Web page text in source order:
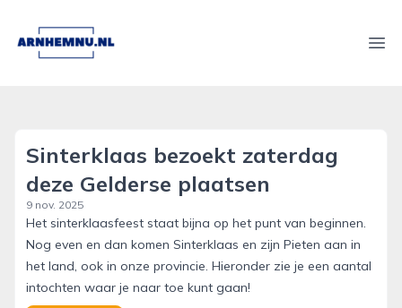
arnhemnu.nl
Sinterklaas bezoekt zaterdag
deze Gelderse plaatsen
9 nov. 2025
Het sinterklaasfeest staat bijna op het punt van beginnen.
Nog even en dan komen Sinterklaas en zijn Pieten aan in
het land, ook in onze provincie. Hieronder zie je een aantal
intochten waar je naar toe kunt gaan!